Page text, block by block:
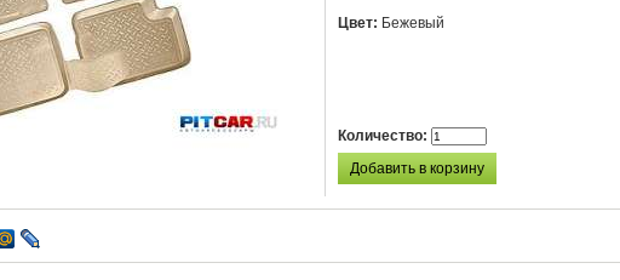
Цвет: Бежевый
Количество: